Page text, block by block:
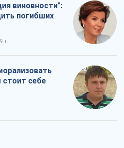
виновности":
погибших
т.
стоит себе